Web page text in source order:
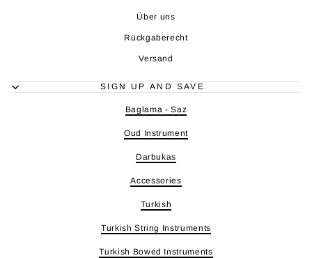
Über uns
Rückgaberecht
Versand
SIGN UP AND SAVE
Baglama - Saz
Oud Instrument
Darbukas
Accessories
Turkish
Turkish String Instruments
Turkish Bowed Instruments